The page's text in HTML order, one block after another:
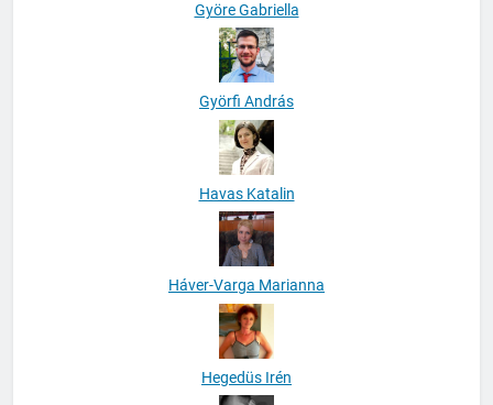
Györe Gabriella
Györfi András
Havas Katalin
Háver-Varga Marianna
Hegedüs Irén